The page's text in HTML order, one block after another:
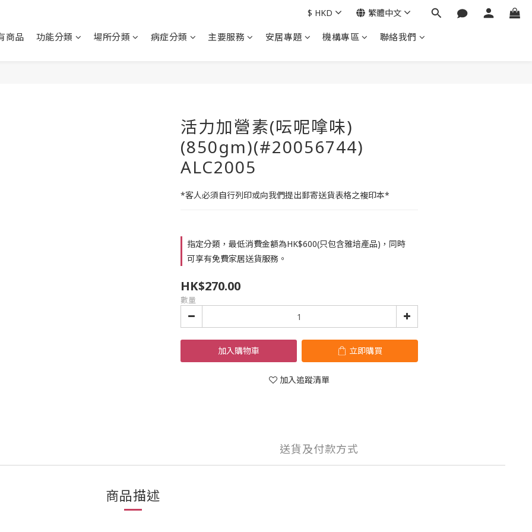
商品 功能分類 場所分類 病症分類 主要服務 安居專題 機構專區 聯絡我們
$ HKD 繁體中文
活力加營素(呍呢嗱味)
(850gm)(#20056744)
ALC2005
*客人必須自行列印或向我們提出郵寄送貨表格之複印本*
指定分類，最低消費金額為HK$600(只包含雅培產品)，同時
可享有免費家居送貨服務。
HK$270.00
數量
加入購物車 立即購買
加入追蹤清單
送貨及付款方式
商品描述